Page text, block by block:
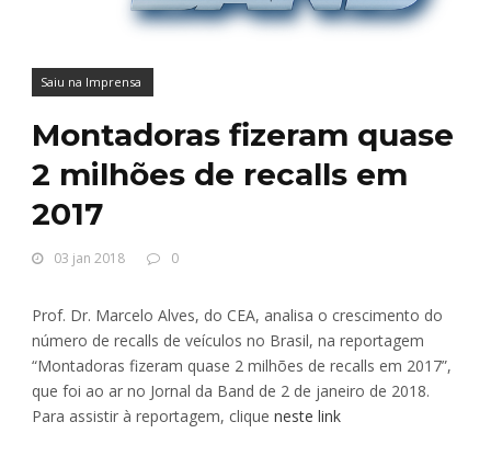
Saiu na Imprensa
Montadoras fizeram quase
2 milhões de recalls em
2017
03 jan 2018 0
Prof. Dr. Marcelo Alves, do CEA, analisa o crescimento do
número de recalls de veículos no Brasil, na reportagem
“Montadoras fizeram quase 2 milhões de recalls em 2017”,
que foi ao ar no Jornal da Band de 2 de janeiro de 2018.
Para assistir à reportagem, clique neste link